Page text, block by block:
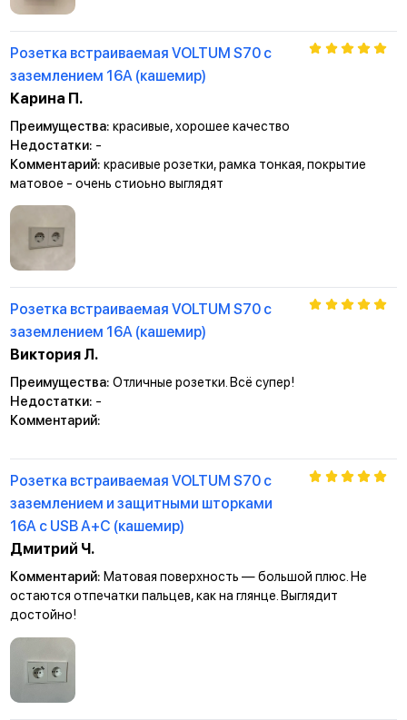
Розетка встраиваемая VOLTUM S70 с
заземлением 16А (кашемир)
Карина П.
Преимущества: красивые, хорошее качество
Недостатки: -
Комментарий: красивые розетки, рамка тонкая, покрытие
матовое - очень стиоьно выглядят
Розетка встраиваемая VOLTUM S70 с
заземлением 16А (кашемир)
Виктория Л.
Преимущества: Отличные розетки. Всё супер!
Недостатки: -
Комментарий:
Розетка встраиваемая VOLTUM S70 с
заземлением и защитными шторками
16А с USB А+С (кашемир)
Дмитрий Ч.
Комментарий: Матовая поверхность — большой плюс. Не
остаются отпечатки пальцев, как на глянце. Выглядит
достойно!